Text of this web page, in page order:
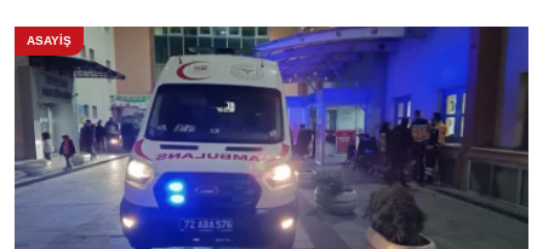
ASAYİŞ